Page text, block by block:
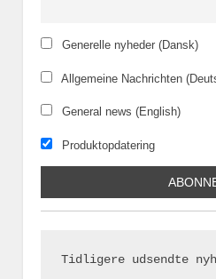
Generelle nyheder (Dansk)
Allgemeine Nachrichten
General news (English)
Produktopdatering
Tidligere udsendte